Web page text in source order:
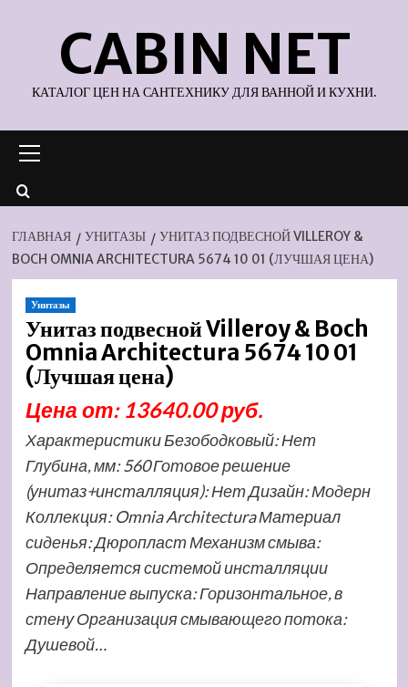
содержимомуCABIN NET
КАТАЛОГ ЦЕН НА САНТЕХНИКУ ДЛЯ ВАННОЙ И КУХНИ.
меню
ГЛАВНАЯ УНИТАЗЫ
УНИТАЗ ПОДВЕСНОЙ VILLEROY &
BOCH OMNIA ARCHITECTURA 5674 10 01 (ЛУЧШАЯ ЦЕНА)
Унитазы
Унитаз подвесной Villeroy & Boch
Omnia Architectura 5674 10 01
(Лучшая цена)
Цена от: 13640.00 руб.
Характеристики Безободковый: Нет
Глубина, мм: 560 Готовое решение
(унитаз+инсталляция): Нет Дизайн: Модерн
Коллекция: Omnia Architectura Материал
сиденья: Дюропласт Механизм смыва:
Определяется системой инсталляции
Направление выпуска: Горизонтальное, в
стену Организация смывающего потока:
Душевой…